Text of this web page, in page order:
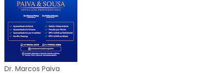
Dr. Marcos Paiva